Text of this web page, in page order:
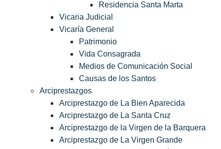
Residencia Santa Marta
Vicaria Judicial
Vicaría General
Patrimonio
Vida Consagrada
Medios de Comunicación Social
Causas de los Santos
Arciprestazgos
Arciprestazgo de La Bien Aparecida
Arciprestazgo de La Santa Cruz
Arciprestazgo de la Virgen de la Barquera
Arciprestazgo de La Virgen Grande